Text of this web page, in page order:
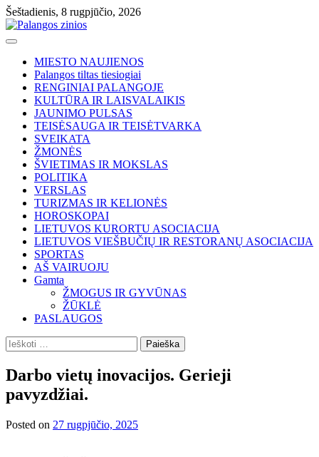
Skip
to
content
Šeštadienis, 8 rugpjūčio, 2026
MIESTO NAUJIENOS
Palangos tiltas tiesiogiai
RENGINIAI PALANGOJE
KULTŪRA IR LAISVALAIKIS
JAUNIMO PULSAS
TEISĖSAUGA IR TEISĖTVARKA
SVEIKATA
ŽMONĖS
ŠVIETIMAS IR MOKSLAS
POLITIKA
VERSLAS
TURIZMAS IR KELIONĖS
HOROSKOPAI
LIETUVOS KURORTU ASOCIACIJA
LIETUVOS VIEŠBUČIŲ IR RESTORANŲ ASOCIACIJA
SPORTAS
AŠ VAIRUOJU
Gamta
ŽMOGUS IR GYVŪNAS
ŽŪKLĖ
PASLAUGOS
Ieškoti:
Darbo vietų inovacijos. Gerieji
pavyzdžiai.
Posted on 27 rugpjūčio, 2025